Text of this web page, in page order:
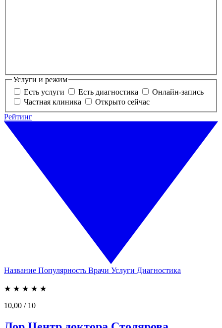
Услуги и режим
Есть услуги
Есть диагностика
Онлайн-запись
Частная клиника
Открыто сейчас
Рейтинг
Название Популярность Врачи Услуги Диагностика
★ ★ ★ ★ ★
10,00 / 10